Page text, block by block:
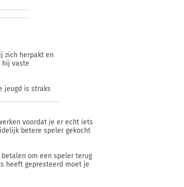
zich herpakt en
hij vaste
jeugd is straks
voordat je er echt iets
betere speler gekocht
om een speler terug
heeft gepresteerd moet je